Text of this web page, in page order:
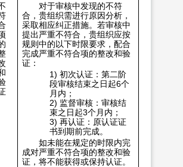
对于审核中发现的不符
合，贵组织需进行原因分析，
采取相应纠正措施。若审核中
提出严重不符合，贵组织应按
规则中的以下时限要求，配合
完成严重不符合项的整改和验
证：
1) 初次认证：第二阶
段审核结束之日起6个
月内；
2) 监督审核：审核结
束之日起3个月内；
3) 再认证：原认证证
书到期前完成。
如未能在规定的时限内完
成对严重不符合项的整改和验
证，将不能获得或保持认证。